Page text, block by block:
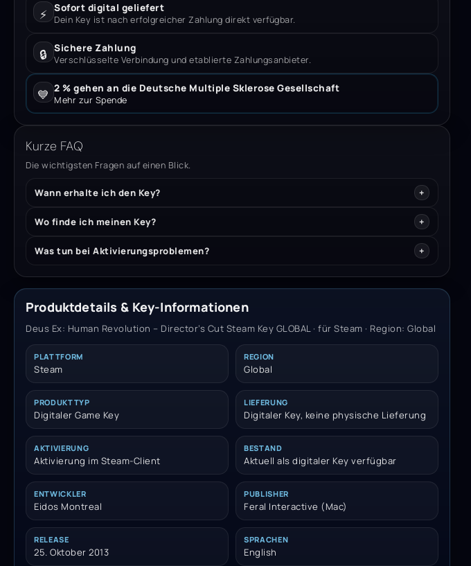
⚡ Sofort digital geliefert
Dein Key ist nach erfolgreicher Zahlung direkt verfügbar.
🔒 Sichere Zahlung
Verschlüsselte Verbindung und etablierte Zahlungsanbieter.
💙 2 % gehen an die Deutsche Multiple Sklerose Gesellschaft
Mehr zur Spende
Kurze FAQ
Die wichtigsten Fragen auf einen Blick.
Wann erhalte ich den Key?
Wo finde ich meinen Key?
Was tun bei Aktivierungsproblemen?
Produktdetails & Key-Informationen
Deus Ex: Human Revolution – Director’s Cut Steam Key GLOBAL · für Steam · Region: Global
PLATTFORM
Steam
REGION
Global
PRODUKTTYP
Digitaler Game Key
LIEFERUNG
Digitaler Key, keine physische Lieferung
AKTIVIERUNG
Aktivierung im Steam-Client
BESTAND
Aktuell als digitaler Key verfügbar
ENTWICKLER
Eidos Montreal
PUBLISHER
Feral Interactive (Mac)
RELEASE
25. Oktober 2013
SPRACHEN
English